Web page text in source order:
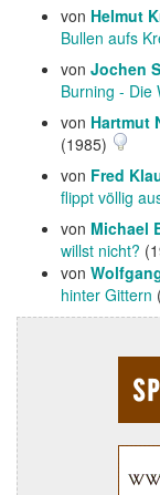
von Helmut
Bullen aufs
von Jochen
Burning - Die
von Hartmut
(1985)
von Fred
flippt völlig
von Michael
willst nicht?
von
hinter Gittern